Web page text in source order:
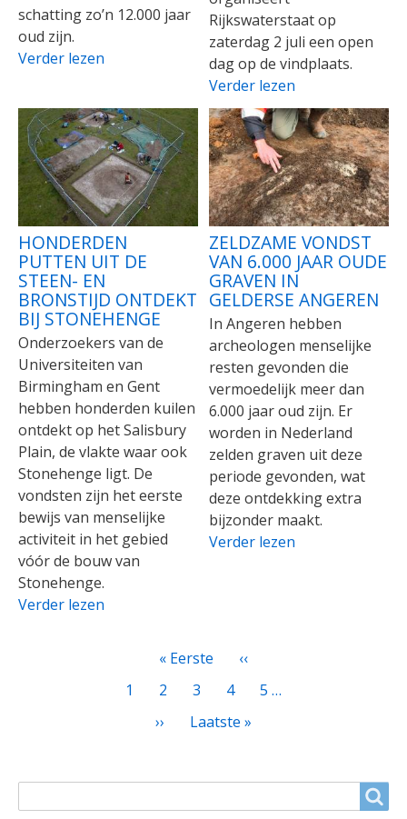
schatting zo’n 12.000 jaar
oud zijn.
Verder lezen
Rijkswaterstaat op
zaterdag 2 juli een open
dag op de vindplaats.
Verder lezen
HONDERDEN
PUTTEN UIT DE
STEEN- EN
BRONSTIJD ONTDEKT
BIJ STONEHENGE
Onderzoekers van de
Universiteiten van
Birmingham en Gent
hebben honderden kuilen
ontdekt op het Salisbury
Plain, de vlakte waar ook
Stonehenge ligt. De
vondsten zijn het eerste
bewijs van menselijke
activiteit in het gebied
vóór de bouw van
Stonehenge.
Verder lezen
ZELDZAME VONDST
VAN 6.000 JAAR OUDE
GRAVEN IN
GELDERSE ANGEREN
In Angeren hebben
archeologen menselijke
resten gevonden die
vermoedelijk meer dan
6.000 jaar oud zijn. Er
worden in Nederland
zelden graven uit deze
periode gevonden, wat
deze ontdekking extra
bijzonder maakt.
Verder lezen
Eerste
pagina
« Eerste
Vorige
pagina
‹‹
Page
1
Huidige
pagina
2 Page
3 Page
4 Page
5 …
Volgende
››
Laatste
Laatste »